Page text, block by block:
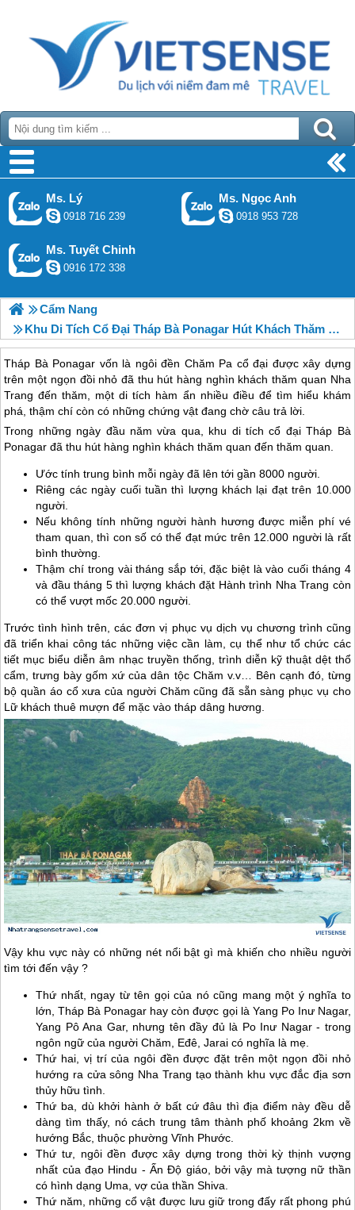
Ms. Lý
0918 716 239
Ms. Ngọc Anh
0918 953 728
Ms. Tuyết Chinh
0916 172 338
Cẩm Nang
Khu Di Tích Cổ Đại Tháp Bà Ponagar Hút Khách Thăm Quan Nha Trang Trong Những Tháng Đầu Năm
Tháp Bà Ponagar vốn là ngôi đền Chăm Pa cổ đại được xây dựng
trên một ngọn đồi nhỏ đã thu hút hàng nghìn khách thăm quan Nha
Trang đến thăm, một di tích hàm ẩn nhiều điều để tìm hiểu khám
phá, thậm chí còn có những chứng vật đang chờ câu trả lời.
Trong những ngày đầu năm vừa qua, khu di tích cổ đại Tháp Bà
Ponagar đã thu hút hàng nghìn khách thăm quan đến thăm quan.
Ước tính trung bình mỗi ngày đã lên tới gần 8000 người.
Riêng các ngày cuối tuần thì lượng khách lại đạt trên 10.000
người.
Nếu không tính những người hành hương được miễn phí vé
tham quan, thì con số có thể đạt mức trên 12.000 người là rất
bình thường.
Thậm chí trong vài tháng sắp tới, đặc biệt là vào cuối tháng 4
và đầu tháng 5 thì lượng khách đặt Hành trình Nha Trang còn
có thể vượt mốc 20.000 người.
Trước tình hình trên, các đơn vị phục vụ dịch vụ chương trình cũng
đã triển khai công tác những việc cần làm, cụ thể như tổ chức các
tiết mục biểu diễn âm nhạc truyền thống, trình diễn kỹ thuật dệt thổ
cẩm, trưng bày gốm xứ của dân tộc Chăm v.v… Bên cạnh đó, từng
bộ quần áo cổ xưa của người Chăm cũng đã sẵn sàng phục vụ cho
Lữ khách thuê mượn để mặc vào tháp dâng hương.
Vậy khu vực này có những nét nổi bật gì mà khiến cho nhiều người
tìm tới đến vậy ?
Thứ nhất, ngay từ tên gọi của nó cũng mang một ý nghĩa to
lớn, Tháp Bà Ponagar hay còn được gọi là Yang Po Inư Nagar,
Yang Pô Ana Gar, nhưng tên đầy đủ là Po Inư Nagar - trong
ngôn ngữ của người Chăm, Eđê, Jarai có nghĩa là mẹ.
Thứ hai, vị trí của ngôi đền được đặt trên một ngọn đồi nhỏ
hướng ra cửa sông Nha Trang tạo thành khu vực đắc địa sơn
thủy hữu tình.
Thứ ba, dù khởi hành ở bất cứ đâu thì địa điểm này đều dễ
dàng tìm thấy, nó cách trung tâm thành phố khoảng 2km về
hướng Bắc, thuộc phường Vĩnh Phước.
Thứ tư, ngôi đền được xây dựng trong thời kỳ thịnh vượng
nhất của đạo Hindu - Ấn Độ giáo, bởi vậy mà tượng nữ thần
có hình dạng Uma, vợ của thần Shiva.
Thứ năm, những cổ vật được lưu giữ trong đấy rất phong phú